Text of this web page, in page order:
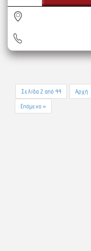
Σελίδα 2 από 44 Αρχή
Επόμενο »